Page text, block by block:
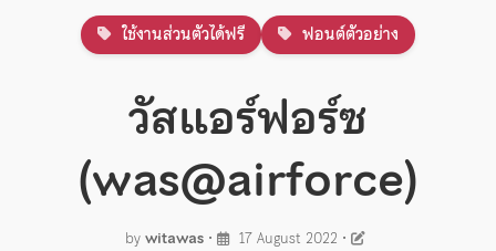
ใช้งานส่วนตัวได้ฟรี ฟอนต์ตัวอย่าง
วัสแอร์ฟอร์ซ
(was@airforce)
bywitawas • 17 August 2022 •